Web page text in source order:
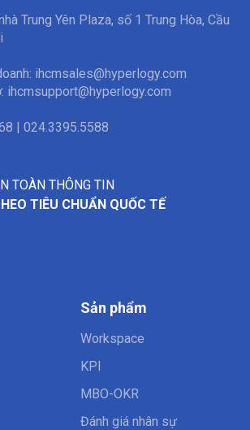
Sản phẩm
Workspace
KPI
MBO-OKR
Đánh giá nhân sự
TOÀN THÔNG TIN
TIÊU CHUẨN QUỐC TẾ
Trung Yên Plaza, số 1 Trung Hòa, Cầu
ihcmsales@hyperlogy.com
ihcmsupport@hyperlogy.com
| 024.3395.5588